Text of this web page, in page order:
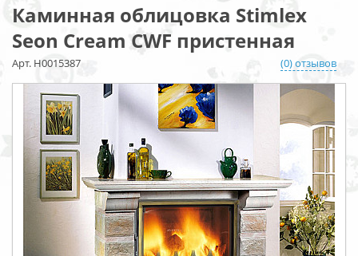
Каминная облицовка Stimlex
Seon Cream CWF пристенная
Арт. Н0015387 (0) отзывов